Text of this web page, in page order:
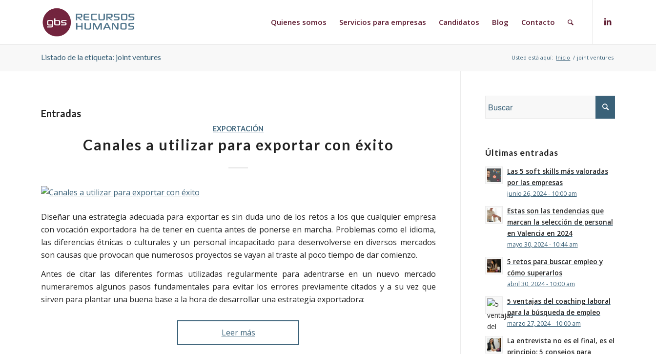
Quienes somos Servicios para empresas Candidatos Blog Contacto
Listado de la etiqueta: joint ventures Usted está aquí: Inicio / joint ventures
Entradas
EXPORTACIÓN
Canales a utilizar para exportar con éxito
Diseñar una estrategia adecuada para exportar es sin duda uno de los retos a los que cualquier empresa
con vocación exportadora ha de tener en cuenta antes de ponerse en marcha. Problemas como el idioma,
las diferencias étnicas o culturales y un personal incapacitado para desenvolverse en diversos mercados
son causas que provocan que numerosos proyectos se vayan al traste al poco tiempo de dar comienzo.
Antes de citar las diferentes formas utilizadas regularmente para adentrarse en un nuevo mercado
numeraremos algunos pasos fundamentales para evitar los errores previamente citados y a su vez que
sirven para plantar una buena base a la hora de desarrollar una estrategia exportadora:
Leer más
Últimas entradas
Las 5 soft skills más valoradas
por las empresas
junio 26, 2024 - 10:00 am
Estas son las tendencias que
marcan la selección de personal
en Valencia en 2024
mayo 30, 2024 - 10:44 am
5 retos para buscar empleo y
cómo superarlos
abril 30, 2024 - 10:00 am
5 ventajas del coaching laboral
para la búsqueda de empleo
marzo 27, 2024 - 10:00 am
La entrevista no es el final, es el
principio: 5 consejos para